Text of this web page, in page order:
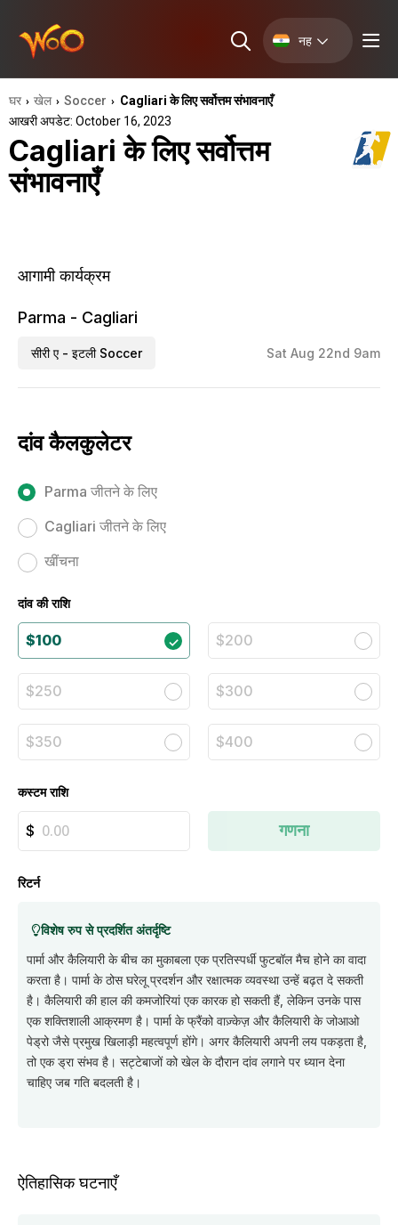
नह
घर › खेल › Soccer › Cagliari के लिए सर्वोत्तम संभावनाएँ
आखरी अपडेट: October 16, 2023
Cagliari के लिए सर्वोत्तम
संभावनाएँ
आगामी कार्यक्रम
Parma - Cagliari
सीरी ए - इटली Soccer Sat Aug 22nd 9am
दांव कैलकुलेटर
Parma जीतने के लिए
Cagliari जीतने के लिए
खींचना
दांव की राशि
$100 $200
$250 $300
$350 $400
कस्टम राशि
गणना
रिटर्न
विशेष रुप से प्रदर्शित अंतर्दृष्टि
पार्मा और कैलियारी के बीच का मुकाबला एक प्रतिस्पर्धी फुटबॉल मैच होने का वादा
करता है। पार्मा के ठोस घरेलू प्रदर्शन और रक्षात्मक व्यवस्था उन्हें बढ़त दे सकती
है। कैलियारी की हाल की कमजोरियां एक कारक हो सकती हैं, लेकिन उनके पास
एक शक्तिशाली आक्रमण है। पार्मा के फ्रैंको वाज़्केज़ और कैलियारी के जोआओ
पेड्रो जैसे प्रमुख खिलाड़ी महत्वपूर्ण होंगे। अगर कैलियारी अपनी लय पकड़ता है,
तो एक ड्रा संभव है। सट्टेबाजों को खेल के दौरान दांव लगाने पर ध्यान देना
चाहिए जब गति बदलती है।
ऐतिहासिक घटनाएँ